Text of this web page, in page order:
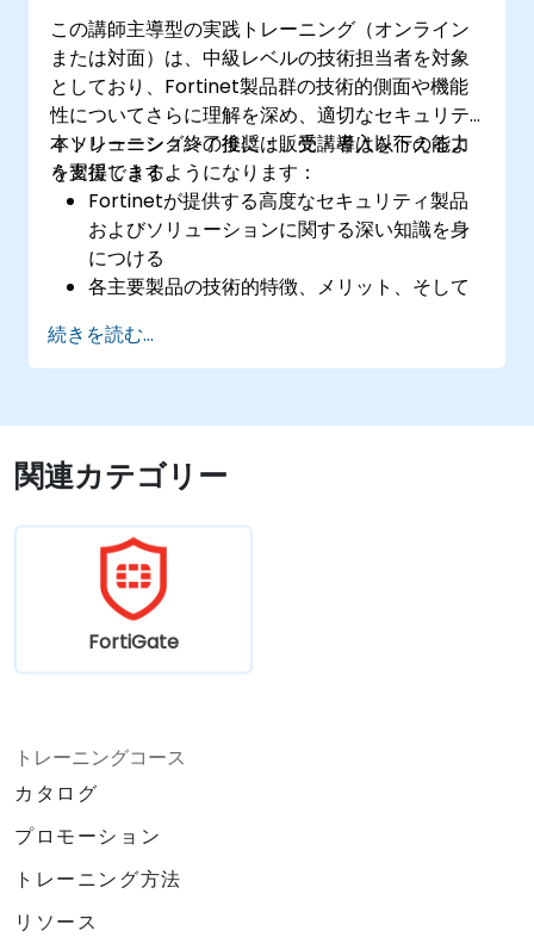
この講師主導型の実践トレーニング（オンライン
または対面）は、中級レベルの技術担当者を対象
としており、Fortinet製品群の技術的側面や機能
性についてさらに理解を深め、適切なセキュリテ
ィソリューションの推奨・販売・導入を行えるよ
う支援します。
本トレーニング終了後には、受講者は以下の能力
を習得できるようになります：
Fortinetが提供する高度なセキュリティ製品
およびソリューションに関する深い知識を身
につける
各主要製品の技術的特徴、メリット、そして
さまざまな環境下でFortinetソリューション
の設定・管理・トラブルシューティングが行
複雑なセキュリティ課題や要件に対して、
Fortinet製品を効果的に活用できる
続きを読む...
関連カテゴリー
FortiGate
トレーニングコース
カタログ
プロモーション
トレーニング方法
リソース